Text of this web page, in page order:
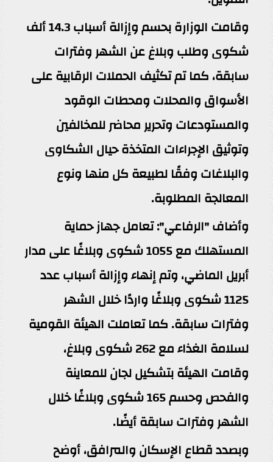
وقامت الوزارة بحسم وإزالة أسباب 14.3 ألف
شكوى وطلب وبلاغ عن الشهر وفترات
سابقة، كما تم تكثيف الحملات الرقابية على
الأسواق والمحلات ومحطات الوقود
والمستودعات وتحرير محاضر للمخالفين
وتوثيق الإجراءات المتخذة حيال الشكاوى
والبلاغات وفقًا لطبيعة كل منها ونوع
المعالجة المطلوبة.
وأضاف "الرفاعي": تعامل جهاز حماية
المستهلك مع 1055 شكوى وبلاغًا على مدار
أبريل الماضي، وتم إنهاء وإزالة أسباب عدد
1125 شكوى وبلاغًا واردًا خلال الشهر
وفترات سابقة. كما تعاملت الهيئة القومية
لسلامة الغذاء مع 262 شكوى وبلاغ،
وقامت الهيئة بتشكيل لجان للمعاينة
والفحص وحسم 165 شكوى وبلاغًا خلال
الشهر وفترات سابقة أيضًا.
وبصدد قطاع الإسكان والمرافق، أوضح